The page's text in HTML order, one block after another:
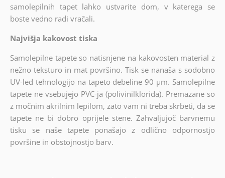
samolepilnih tapet lahko ustvarite dom, v katerega se
boste vedno radi vračali.
Najvišja kakovost tiska
Samolepilne tapete so natisnjene na kakovosten material z
nežno teksturo in mat površino. Tisk se nanaša s sodobno
UV-led tehnologijo na tapeto debeline 90 µm. Samolepilne
tapete ne vsebujejo PVC-ja (polivinilklorida). Premazane so
z močnim akrilnim lepilom, zato vam ni treba skrbeti, da se
tapete ne bi dobro oprijele stene. Zahvaljujoč barvnemu
tisku se naše tapete ponašajo z odlično odpornostjo
površine in obstojnostjo barv.